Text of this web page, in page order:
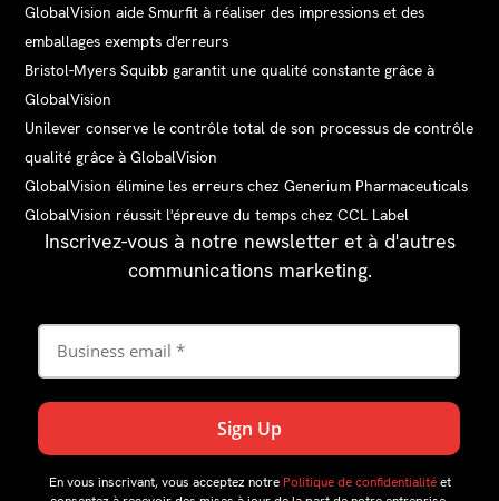
GlobalVision aide Smurfit à réaliser des impressions et des
emballages exempts d'erreurs
Bristol-Myers Squibb garantit une qualité constante grâce à
GlobalVision
Unilever conserve le contrôle total de son processus de contrôle
qualité grâce à GlobalVision
GlobalVision élimine les erreurs chez Generium Pharmaceuticals
GlobalVision réussit l'épreuve du temps chez CCL Label
Inscrivez-vous à notre newsletter et à d'autres
communications marketing.
En vous inscrivant, vous acceptez notre Politique de confidentialitéet